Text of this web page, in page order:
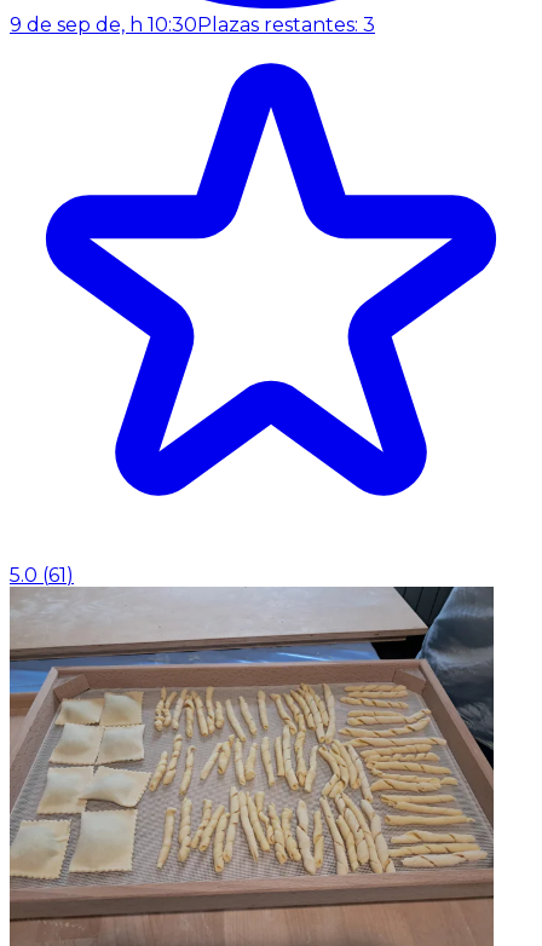
9 de sep de, h 10:30 Plazas restantes: 3
5.0 (61 )